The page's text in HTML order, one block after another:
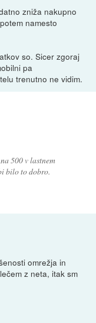
zniža nakupno
namesto
so. Sicer zgoraj
pa
trenutno ne vidim.
500 v lastnem
bilo to dobro.
omrežja in
z neta, itak sm